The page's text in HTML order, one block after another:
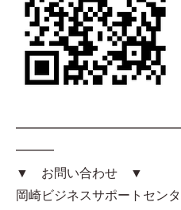
━━━
▼ お問い合わせ ▼
岡崎ビジネスサポートセン